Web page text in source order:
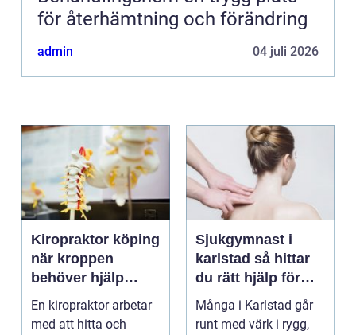
för återhämtning och förändring
admin 04 juli 2026
Kiropraktor köping
när kroppen
behöver hjälp
tillbaka
En kiropraktor arbetar
med att hitta och
Sjukgymnast i
karlstad så hittar
du rätt hjälp för
kroppen
Många i Karlstad går
runt med värk i rygg,